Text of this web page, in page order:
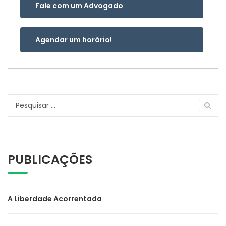
Fale com um Advogado
Agendar um horário!
Pesquisar
PUBLICAÇÕES
A Liberdade Acorrentada